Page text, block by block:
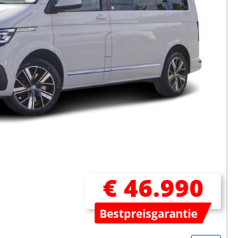
€ 46.990
Bestpreisgarantie